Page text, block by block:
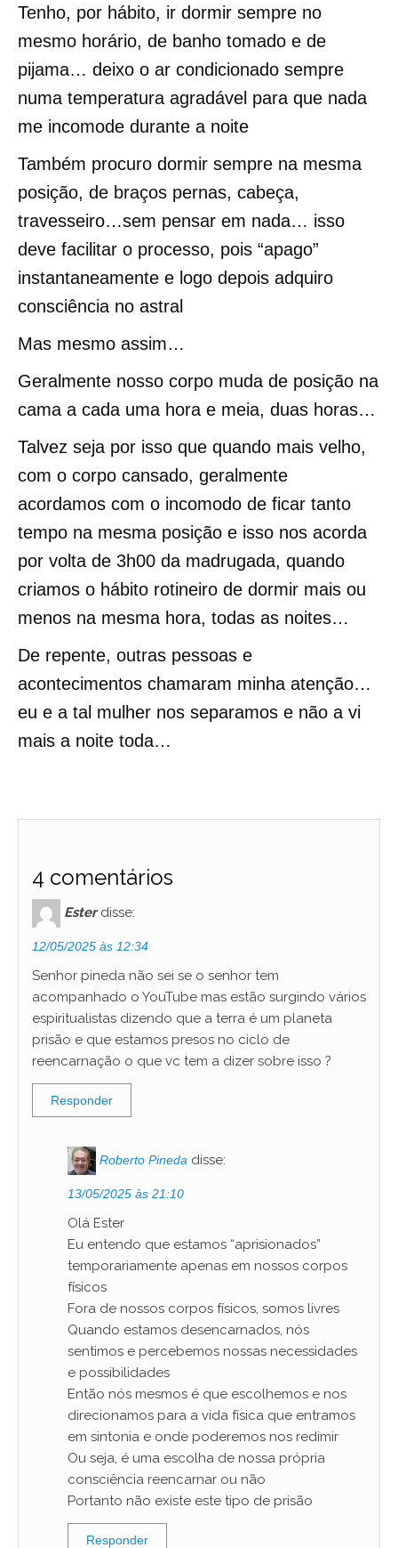
Tenho, por hábito, ir dormir sempre no
mesmo horário, de banho tomado e de
pijama… deixo o ar condicionado sempre
numa temperatura agradável para que nada
me incomode durante a noite
Também procuro dormir sempre na mesma
posição, de braços pernas, cabeça,
travesseiro…sem pensar em nada… isso
deve facilitar o processo, pois “apago”
instantaneamente e logo depois adquiro
consciência no astral
Mas mesmo assim…
Geralmente nosso corpo muda de posição na
cama a cada uma hora e meia, duas horas…
Talvez seja por isso que quando mais velho,
com o corpo cansado, geralmente
acordamos com o incomodo de ficar tanto
tempo na mesma posição e isso nos acorda
por volta de 3h00 da madrugada, quando
criamos o hábito rotineiro de dormir mais ou
menos na mesma hora, todas as noites…
De repente, outras pessoas e
acontecimentos chamaram minha atenção…
eu e a tal mulher nos separamos e não a vi
mais a noite toda…
4 comentários
Ester disse:
12/05/2025 às 12:34
Senhor pineda não sei se o senhor tem
acompanhado o YouTube mas estão surgindo vários
espiritualistas dizendo que a terra é um planeta
prisão e que estamos presos no ciclo de
reencarnação o que vc tem a dizer sobre isso ?
Responder
Roberto Pineda disse:
13/05/2025 às 21:10
Olá Ester
Eu entendo que estamos “aprisionados”
temporariamente apenas em nossos corpos
físicos
Fora de nossos corpos físicos, somos livres
Quando estamos desencarnados, nós
sentimos e percebemos nossas necessidades
e possibilidades
Então nós mesmos é que escolhemos e nos
direcionamos para a vida física que entramos
em sintonia e onde poderemos nos redimir
Ou seja, é uma escolha de nossa própria
consciência reencarnar ou não
Portanto não existe este tipo de prisão
Responder